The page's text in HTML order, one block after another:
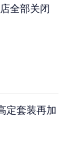
全部关闭
定套装再加